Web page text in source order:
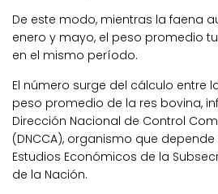
De este modo, mientras la faena
enero y mayo, el peso promedio
en el mismo período.
El número surge del cálculo entre
peso promedio de la res bovina,
Dirección Nacional de Control
(DNCCA), organismo que
Estudios Económicos de la
de la Nación.